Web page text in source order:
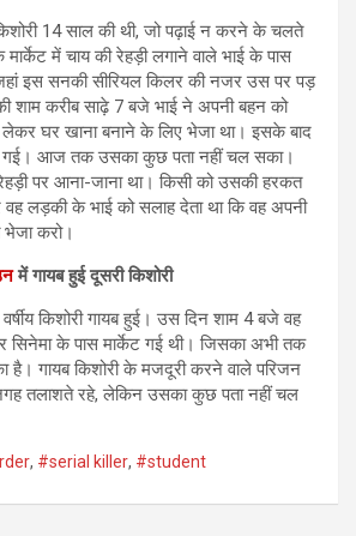
14 साल की थी, जो पढ़ाई न करने के चलते
में चाय की रेहड़ी लगाने वाले भाई के पास
इस सनकी सीरियल किलर की नजर उस पर पड़
शाम करीब साढ़े 7 बजे भाई ने अपनी बहन को
घर खाना बनाने के लिए भेजा था। इसके बाद
गई। आज तक उसका कुछ पता नहीं चल सका।
पर आना-जाना था। किसी को उसकी हरकत
लड़की के भाई को सलाह देता था कि वह अपनी
करो।
में गायब हुई दूसरी किशोरी
किशोरी गायब हुई। उस दिन शाम 4 बजे वह
सिनेमा के पास मार्केट गई थी। जिसका अभी तक
है। गायब किशोरी के मजदूरी करने वाले परिजन
तलाशते रहे, लेकिन उसका कुछ पता नहीं चल
, #serial killer, #student